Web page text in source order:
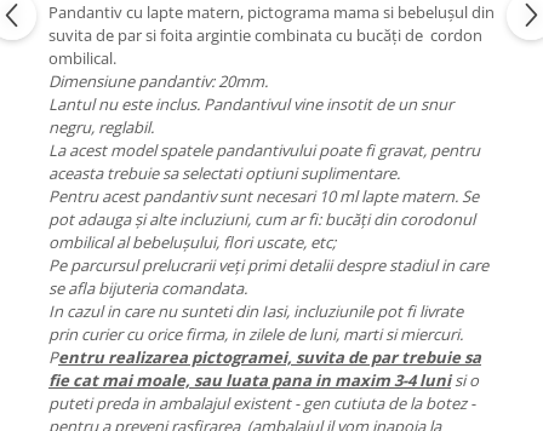
Pandantiv cu lapte matern, pictograma mama si bebelușul din
suvita de par si foita argintie combinata cu bucăți de cordon
ombilical.
Dimensiune pandantiv: 20mm.
Lantul nu este inclus. Pandantivul vine insotit de un snur
negru, reglabil.
La acest model spatele pandantivului poate fi gravat, pentru
aceasta trebuie sa selectati optiuni suplimentare.
Pentru acest pandantiv sunt necesari 10 ml lapte matern. Se
pot adauga și alte incluziuni, cum ar fi: bucăți din corodonul
ombilical al bebelușului, flori uscate, etc;
Pe parcursul prelucrarii veți primi detalii despre stadiul in care
se afla bijuteria comandata.
In cazul in care nu sunteti din Iasi, incluziunile pot fi livrate
prin curier cu orice firma, in zilele de luni, marti si miercuri.
Pentru realizarea pictogramei, suvita de par trebuie sa
fie cat mai moale, sau luata pana in maxim 3-4 lunisi o
puteti preda in ambalajul existent - gen cutiuta de la botez -
pentru a preveni rasfirarea (ambalajul il vom inapoia la